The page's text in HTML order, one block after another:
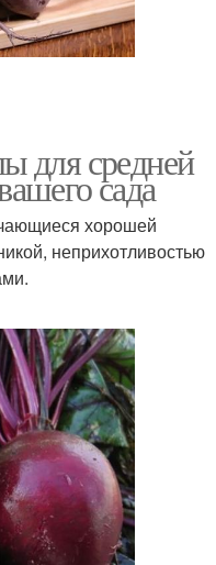
для средней
сада
хорошей
неприхотливостью